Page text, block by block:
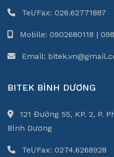
Tel/Fax: 028.62771887
Mobile: 0902680118 |
Email:
BITEK BÌNH DƯƠNG
121 Đường 55, KP. 2, P.
Bình Dương
Tel/Fax: 0274.6268928